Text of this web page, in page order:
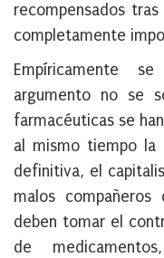
recompensados
completamente
Empíricamente
argumento no se
farmacéuticas se
al mismo tiempo la
definitiva, el
malos compañeros
deben tomar el
de